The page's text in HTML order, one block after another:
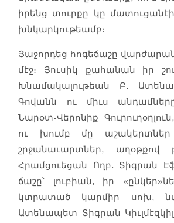
իրենց տուրքը կը
խնկարկութեամբ։
Յաջորդեց հոգեճաշը
մէջ։ Յուսիկ քահանան իր
Խնամակալութեան Բ.
Գովանն ու միւս
Նարօտ-Վերոնիք
ու խումբ մը
շրջանաւարտներ, աղօթքով
Հրամցուեցան Ողբ. Տիգրան
ճաշը՝ լուբիան, իր
կտրատած կարմիր սոխ,
Ատենապետ Տիգրան Կիւլմէզկիլ